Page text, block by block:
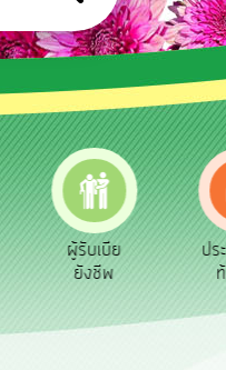
ประเมินภาษี
ท้องถิ่น